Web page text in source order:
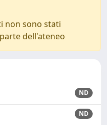
non sono stati
dell'ateneo
ND
ND